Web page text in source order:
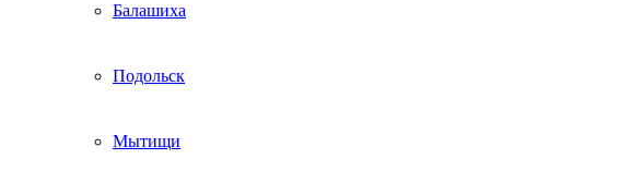
Балашиха
Подольск
Мытищи